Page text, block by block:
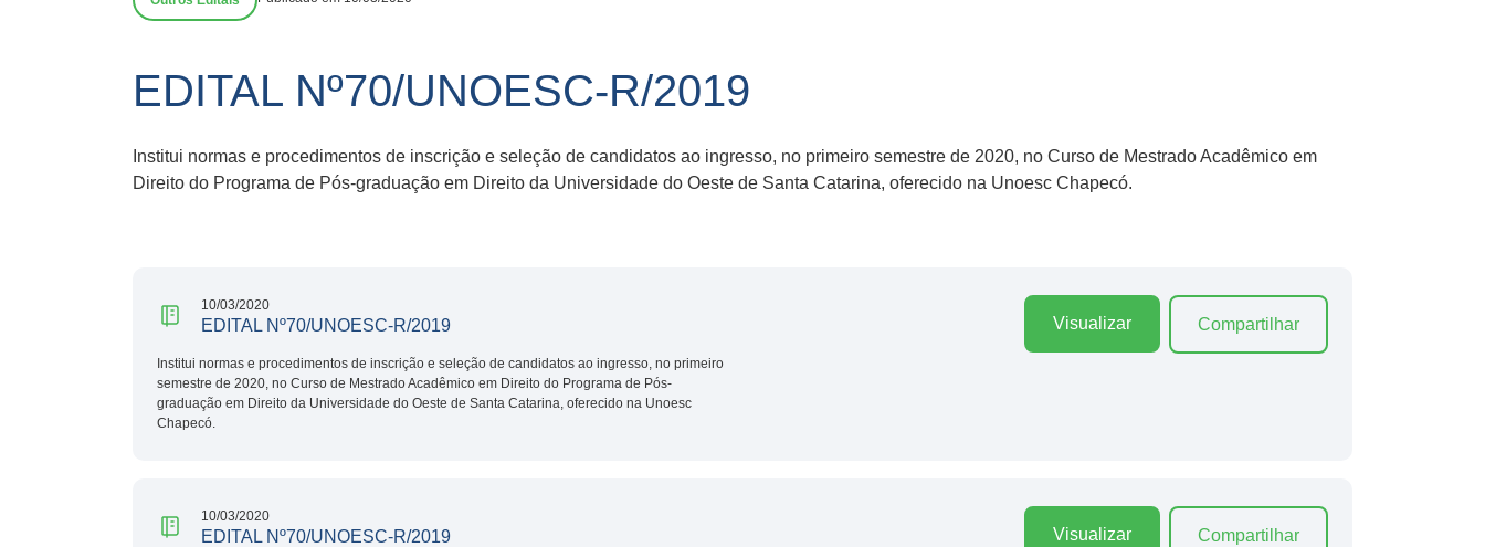
EDITAL Nº70/UNOESC-R/2019
Institui normas e procedimentos de inscrição e seleção de candidatos ao ingresso, no primeiro semestre de 2020, no Curso de Mestrado Acadêmico em
Direito do Programa de Pós-graduação em Direito da Universidade do Oeste de Santa Catarina, oferecido na Unoesc Chapecó.
10/03/2020
EDITAL Nº70/UNOESC-R/2019
Institui normas e procedimentos de inscrição e seleção de candidatos ao ingresso, no primeiro
semestre de 2020, no Curso de Mestrado Acadêmico em Direito do Programa de Pós-
graduação em Direito da Universidade do Oeste de Santa Catarina, oferecido na Unoesc
Chapecó.
Visualizar Compartilhar
10/03/2020
EDITAL Nº70/UNOESC-R/2019 Visualizar Compartilhar